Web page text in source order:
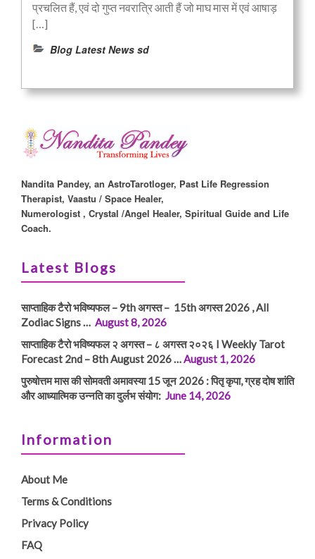
प्रचलित हैं, एवं दो गुप्त नवरात्रि आती हैं जो माघ मास में एवं आषाड़
[…]
Blog Latest News sd
Nandita Pandey, an AstroTarotloger, Past Life Regression
Therapist, Vaastu / Space Healer,
Numerologist , Crystal /Angel Healer, Spiritual Guide and Life
Coach.
Latest Blogs
साप्ताहिक टैरो भविष्यफल – 9th अगस्त – 15th अगस्त 2026 , All
Zodiac Signs … August 8, 2026
साप्ताहिक टैरो भविष्यफल २ अगस्त – ८ अगस्त २०२६ I Weekly Tarot
Forecast 2nd – 8th August 2026 …August 1, 2026
पुरुषोत्तम मास की सोमवती अमावस्या 15 जून 2026 : पितृ कृपा, ग्रह दोष शांति
और आध्यात्मिक उन्नति का दुर्लभ संयोग: June 14, 2026
Information
About Me
Terms & Conditions
Privacy Policy
FAQ